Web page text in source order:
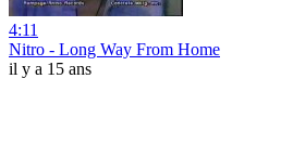
4:11
Nitro - Long Way From Home
il y a 15 ans